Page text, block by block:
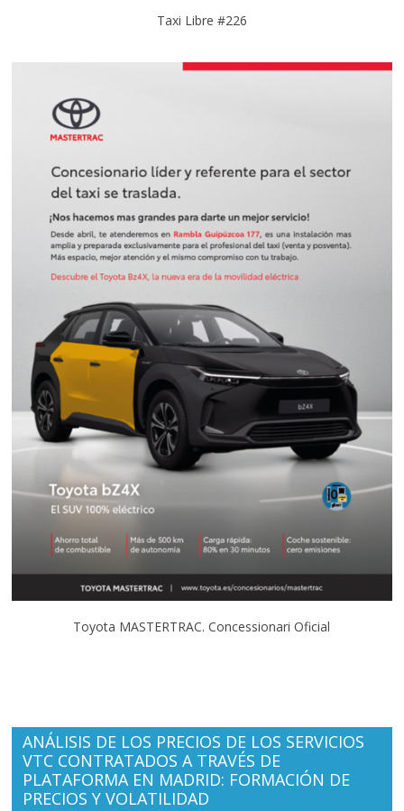
Taxi Libre #226
Toyota MASTERTRAC. Concessionari Oficial
ANÁLISIS DE LOS PRECIOS DE LOS SERVICIOS
VTC CONTRATADOS A TRAVÉS DE
PLATAFORMA EN MADRID: FORMACIÓN DE
PRECIOS Y VOLATILIDAD